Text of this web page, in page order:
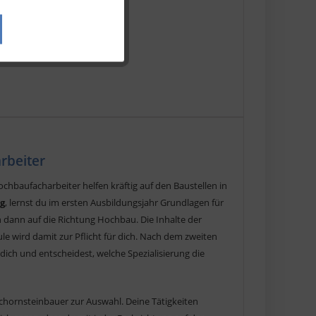
helfen kräftig auf den Baustellen in
, lernst du im ersten Ausbildungsjahr Grundlagen für
auf die Richtung Hochbau. Die Inhalte der
wird damit zur Pflicht für dich. Nach dem zweiten
und entscheidest, welche Spezialisierung die
zur Auswahl. Deine Tätigkeiten